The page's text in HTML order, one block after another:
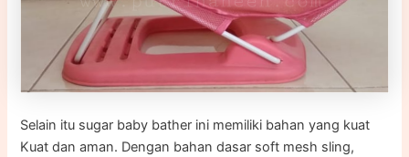
Selain itu sugar baby bather ini memiliki bahan yang kuat
Kuat dan aman. Dengan bahan dasar soft mesh sling,